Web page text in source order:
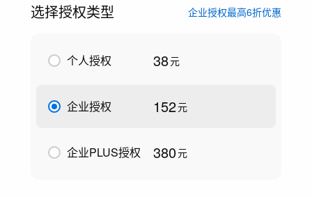
选择授权类型 企业授权最高6折优惠
个人授权 38元
企业授权 152元
企业PLUS授权 380元